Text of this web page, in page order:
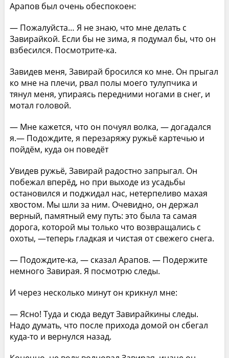
Арапов был очень обеспокоен:
— Пожалуйста… Я не знаю, что мне делать с
Завирайкой. Если бы не зима, я подумал бы, что он
взбесился. Посмотрите-ка.
Завидев меня, Завирай бросился ко мне. Он прыгал
ко мне на плечи, рвал полы моего тулупчика и
тянул меня, упираясь передними ногами в снег, и
мотал головой.
— Мне кажется, что он почуял волка, — догадался
я.— Подождите, я перезаряжу ружьё картечью и
пойдём, куда он поведёт
Увидев ружьё, Завирай радостно запрыгал. Он
побежал вперёд, но при выходе из усадьбы
остановился и поджидал нас, нетерпеливо махая
хвостом. Мы шли за ним. Очевидно, он держал
верный, памятный ему путь: это была та самая
дорога, которой мы только что возвращались с
охоты, —теперь гладкая и чистая от свежего снега.
— Подождите-ка, — сказал Арапов. — Подержите
немного Завирая. Я посмотрю следы.
И через несколько минут он крикнул мне:
— Ясно! Туда и сюда ведут Завирайкины следы.
Надо думать, что после прихода домой он сбегал
куда-то и вернулся назад.